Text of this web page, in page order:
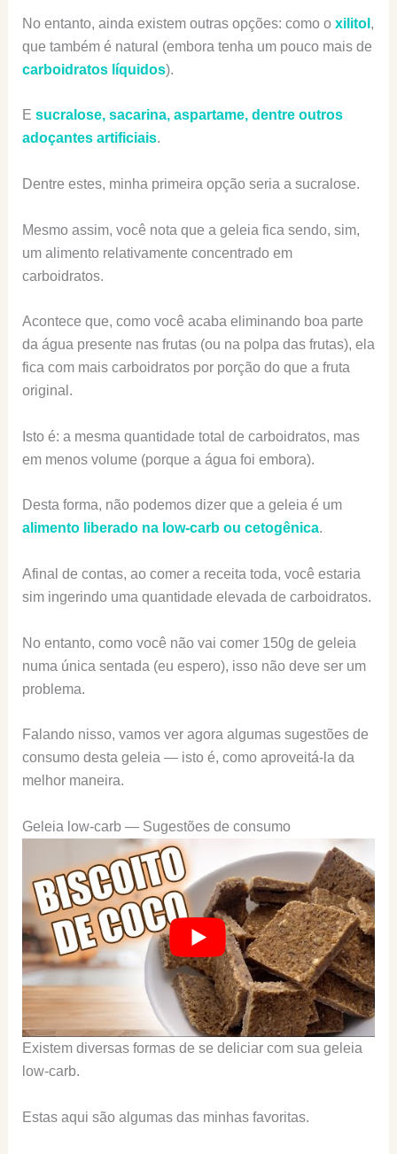
No entanto, ainda existem outras opções: como o xilitol ,
que também é natural (embora tenha um pouco mais de
carboidratos líquidos).
E sucralose, sacarina, aspartame, dentre outros
adoçantes artificiais.
Dentre estes, minha primeira opção seria a sucralose.
Mesmo assim, você nota que a geleia fica sendo, sim,
um alimento relativamente concentrado em
carboidratos.
Acontece que, como você acaba eliminando boa parte
da água presente nas frutas (ou na polpa das frutas), ela
fica com mais carboidratos por porção do que a fruta
original.
Isto é: a mesma quantidade total de carboidratos, mas
em menos volume (porque a água foi embora).
Desta forma, não podemos dizer que a geleia é um
alimento liberado na low-carb ou cetogênica.
Afinal de contas, ao comer a receita toda, você estaria
sim ingerindo uma quantidade elevada de carboidratos.
No entanto, como você não vai comer 150g de geleia
numa única sentada (eu espero), isso não deve ser um
problema.
Falando nisso, vamos ver agora algumas sugestões de
consumo desta geleia — isto é, como aproveitá-la da
melhor maneira.
Geleia low-carb — Sugestões de consumo
Existem diversas formas de se deliciar com sua geleia
low-carb.
Estas aqui são algumas das minhas favoritas.